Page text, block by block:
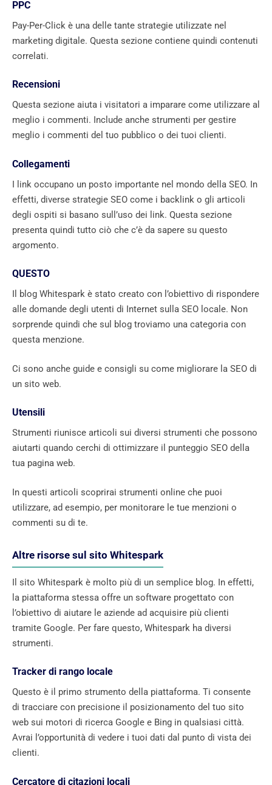
PPC
Pay-Per-Click è una delle tante strategie utilizzate nel
marketing digitale. Questa sezione contiene quindi contenuti
correlati.
Recensioni
Questa sezione aiuta i visitatori a imparare come utilizzare al
meglio i commenti. Include anche strumenti per gestire
meglio i commenti del tuo pubblico o dei tuoi clienti.
Collegamenti
I link occupano un posto importante nel mondo della SEO. In
effetti, diverse strategie SEO come i backlink o gli articoli
degli ospiti si basano sull’uso dei link. Questa sezione
presenta quindi tutto ciò che c’è da sapere su questo
argomento.
QUESTO
Il blog Whitespark è stato creato con l’obiettivo di rispondere
alle domande degli utenti di Internet sulla SEO locale. Non
sorprende quindi che sul blog troviamo una categoria con
questa menzione.
Ci sono anche guide e consigli su come migliorare la SEO di
un sito web.
Utensili
Strumenti riunisce articoli sui diversi strumenti che possono
aiutarti quando cerchi di ottimizzare il punteggio SEO della
tua pagina web.
In questi articoli scoprirai strumenti online che puoi
utilizzare, ad esempio, per monitorare le tue menzioni o
commenti su di te.
Altre risorse sul sito Whitespark
Il sito Whitespark è molto più di un semplice blog. In effetti,
la piattaforma stessa offre un software progettato con
l’obiettivo di aiutare le aziende ad acquisire più clienti
tramite Google. Per fare questo, Whitespark ha diversi
strumenti.
Tracker di rango locale
Questo è il primo strumento della piattaforma. Ti consente
di tracciare con precisione il posizionamento del tuo sito
web sui motori di ricerca Google e Bing in qualsiasi città.
Avrai l’opportunità di vedere i tuoi dati dal punto di vista dei
clienti.
Cercatore di citazioni locali